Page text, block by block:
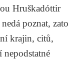
Hruškadóttir
poznat, zato
krajin, citů,